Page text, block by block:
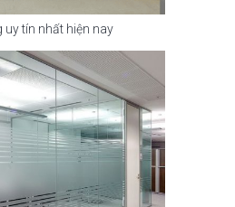
tín nhất hiện nay